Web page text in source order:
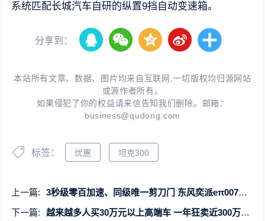
系统匹配长城汽车自研的纵置9挡自动变速箱。
分享到：
本站所有文章、数据、图片均来自互联网,一切版权均归源网站
或源作者所有。
如果侵犯了你的权益请来信告知我们删除。邮箱：
business@qudong.com
标签： 优惠 坦克300
上一篇:
3秒级零百加速、同级唯一剪刀门 东风奕派eπ007预售15.9万元起
下一篇:
越来越多人买30万元以上高端车 一年狂卖近300万辆 暴增33%